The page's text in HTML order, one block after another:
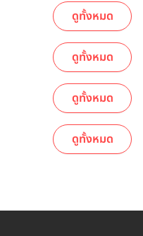
ดูทั้งหมด
ดูทั้งหมด
ดูทั้งหมด
ดูทั้งหมด